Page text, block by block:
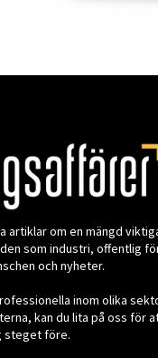
om en mängd
som industri, offentlig
och nyheter.
inom olika
kan du lita på oss för
steget före.